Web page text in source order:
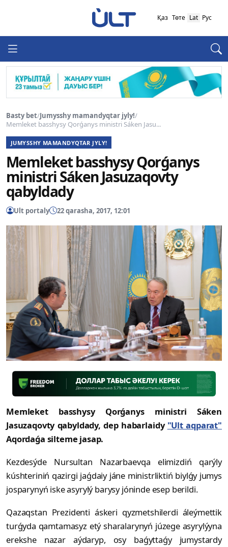
Қаз Төте Lat Рус
Basty bet/Jumysshy mamandyqtar jyly!/
Memleket basshysy Qorǵanys ministri Sáken Jasu...
JUMYSSHY MAMANDYQTAR JYLY!
Memleket basshysy Qorǵanys
ministri Sáken Jasuzaqovty
qabyldady
Ult portaly 22 qarasha, 2017, 12:01
Memleket basshysy Qorǵanys ministri Sáken
Jasuzaqovty qabyldady, dep habarlaidy "Ult aqparat"
Aqordaǵa silteme jasap.
Kezdesýde Nursultan Nazarbaevqa elimizdiń qarýly
kúshteriniń qazirgi jaǵdaiy jáne ministrliktiń biylǵy jumys
josparynyń iske asyrylý barysy jóninde esep berildi.
Qazaqstan Prezidenti áskeri qyzmetshilerdi áleýmettik
turǵyda qamtamasyz etý sharalarynyń júzege asyrylýyna
erekshe nazar aýdaryp, osy baǵyttaǵy jumystardy